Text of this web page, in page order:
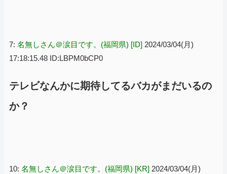
7: 名無しさん＠涙目です。(福岡県) [ID] 2024/03/04(月)
17:18:15.48 ID:LBPM0bCP0
テレビなんかに期待してるバカがまだいるの
か？
10: 名無しさん＠涙目です。(福岡県) [KR] 2024/03/04(月)